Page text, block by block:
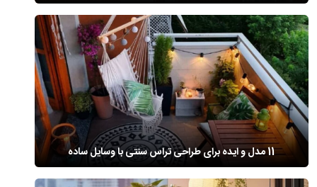
11 مدل و ایده برای طراحی تراس سنتی با وسایل ساده